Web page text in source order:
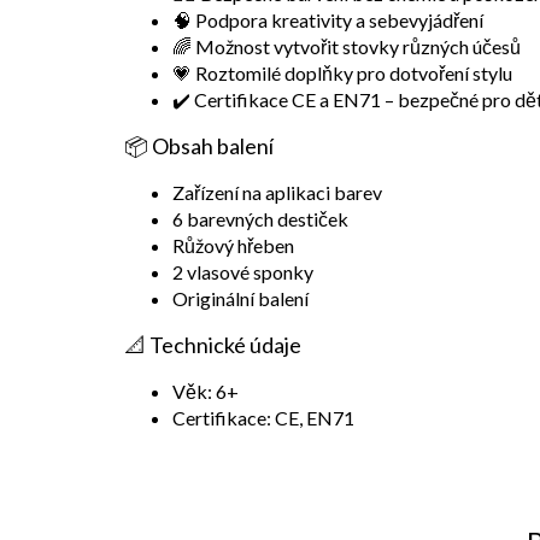
🧠 Podpora kreativity a sebevyjádření
🌈 Možnost vytvořit stovky různých účesů
💗 Roztomilé doplňky pro dotvoření stylu
✔️ Certifikace CE a EN71 – bezpečné pro
📦 Obsah balení
Zařízení na aplikaci barev
6 barevných destiček
Růžový hřeben
2 vlasové sponky
Originální balení
📐 Technické údaje
Věk: 6+
Certifikace: CE, EN71